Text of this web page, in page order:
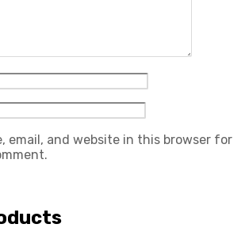
email, and website in this browser for